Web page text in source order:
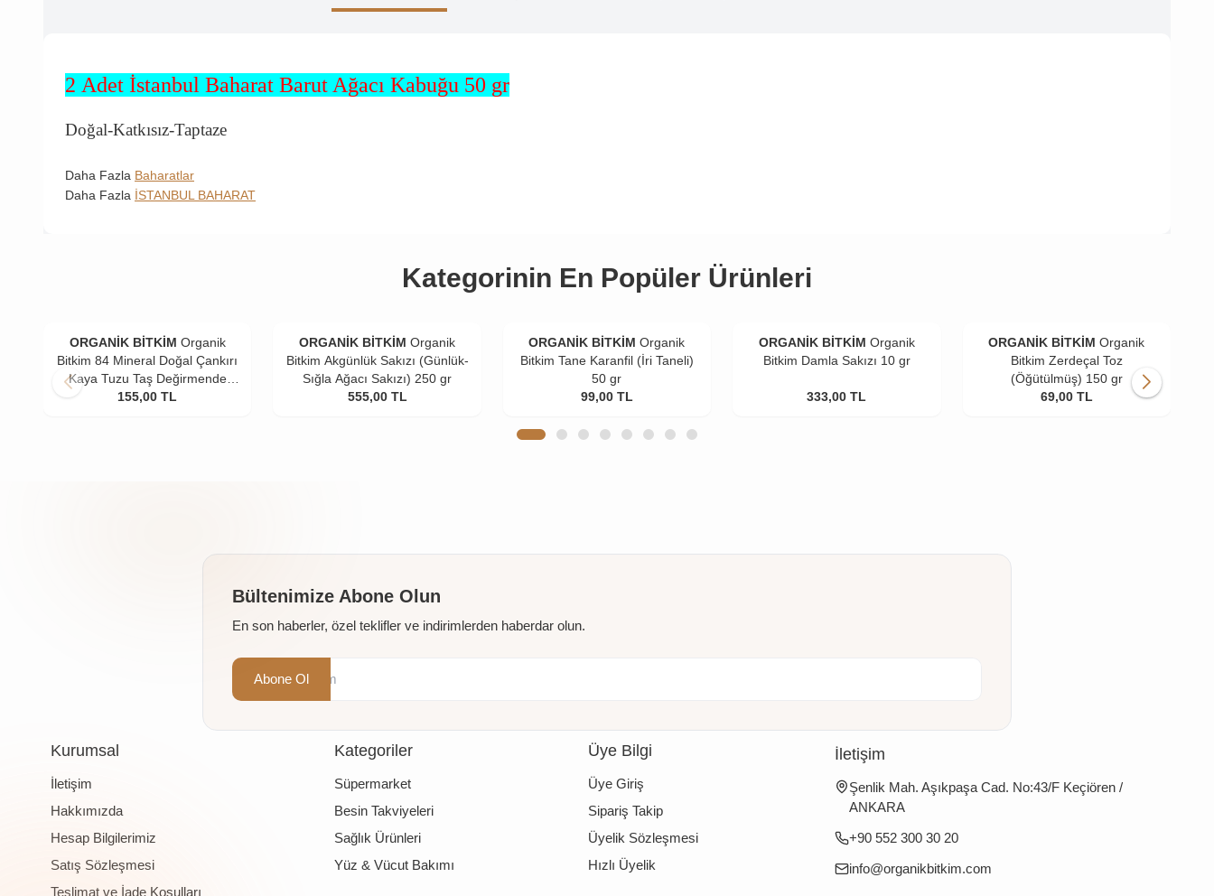
2 Adet İstanbul Baharat Barut Ağacı Kabuğu 50 gr
Doğal-Katkısız-Taptaze
Daha Fazla Baharatlar
Daha Fazla İSTANBUL BAHARAT
Kategorinin En Popüler Ürünleri
ORGANİK BİTKİM Organik
Bitkim 84 Mineral Doğal Çankırı
Kaya Tuzu Taş Değirmende
Öğütülmüş 4 x 500 gr
155,00 TL
ORGANİK BİTKİM Organik
Bitkim Akgünlük Sakızı (Günlük-
Sığla Ağacı Sakızı) 250 gr
555,00 TL
ORGANİK BİTKİM Organik
Bitkim Tane Karanfil (İri Taneli)
50 gr
99,00 TL
ORGANİK BİTKİM Organik
Bitkim Damla Sakızı 10 gr
333,00 TL
ORGANİK BİTKİM Organik
Bitkim Zerdeçal Toz
(Öğütülmüş) 150 gr
69,00 TL
Bültenimize Abone Olun
En son haberler, özel teklifler ve indirimlerden haberdar olun.
Abone Ol
Kurumsal
İletişim
Hakkımızda
Hesap Bilgilerimiz
Satış Sözleşmesi
Teslimat ve İade Koşulları
Kategoriler
Süpermarket
Besin Takviyeleri
Sağlık Ürünleri
Yüz & Vücut Bakımı
Üye Bilgi
Üye Giriş
Sipariş Takip
Üyelik Sözleşmesi
Hızlı Üyelik
İletişim
Şenlik Mah. Aşıkpaşa Cad. No:43/F Keçiören /
ANKARA
+90 552 300 30 20
info@organikbitkim.com